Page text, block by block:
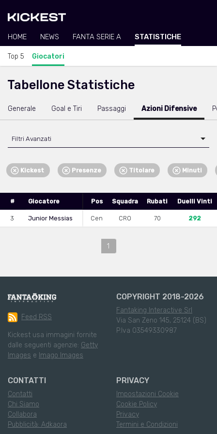
HOME NEWS FANTA SERIE A STATISTICHE
Top 5 Giocatori
Tabellone Statistiche
Generale Goal e Tiri Passaggi Azioni Difensive
Filtri Avanzati
Kickest Presenze Titolare Minuti
# Giocatore Pos Squadra Rubati Duelli Vinti
3 Junior Messias Cen CRO 70 292
1
Feed RSS
Kickest usa immagini fornite
dalle seguenti agenzie: Getty
Images e Imago Images
COPYRIGHT 2018-2026
Fantaking Interactive Srl
Via San Zeno 145, 25124 (BS)
P.Iva 03549330987
CONTATTI
Contatti
Chi Siamo
Collabora
Pubblicità: Adkaora
PRIVACY
Impostazioni Cookie
Cookie Policy
Privacy
Termini e Condizioni